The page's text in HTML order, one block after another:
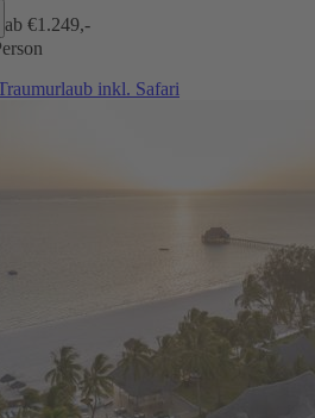
ab €1.249,-
inkl. Safari